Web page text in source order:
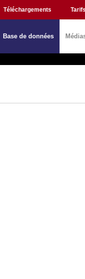
Téléchargements Tarifs
Base de données